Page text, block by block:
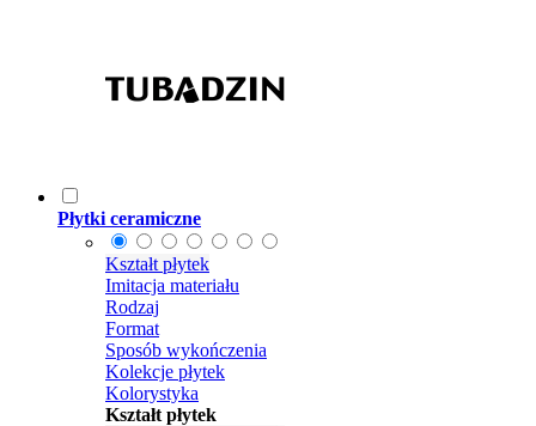
Płytki ceramiczne
Kształt płytek
Imitacja materiału
Rodzaj
Format
Sposób wykończenia
Kolekcje płytek
Kolorystyka
Kształt płytek